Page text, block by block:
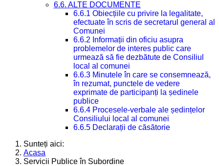
6.6. ALTE DOCUMENTE
6.6.1 Obiecțiile cu privire la legalitate,
efectuate în scris de secretarul general al
Comunei
6.6.2 Informații din oficiu asupra
problemelor de interes public care
urmează să fie dezbătute de Consiliul
local al comunei
6.6.3 Minutele în care se consemnează,
în rezumat, punctele de vedere
exprimate de participanți la ședinele
publice
6.6.4 Procesele-verbale ale ședințelor
Consiliului local al comunei
6.6.5 Declarații de căsătorie
Sunteți aici:
Acasa
Servicii Publice în Subordine